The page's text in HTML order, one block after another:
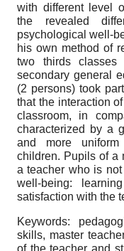
with different level
the revealed
psychological well-
his own method of
two thirds classes
secondary general
(2 persons) took
that the interaction
classroom, in
characterized by a
and more
children. Pupils of a
a teacher who is
well-being:
satisfaction with the
Keywords:
skills, master
of the teacher and